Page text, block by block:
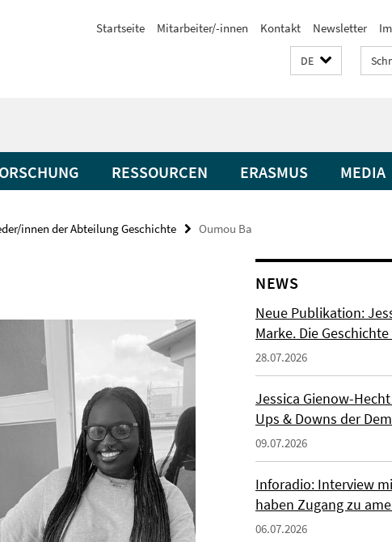
Startseite Mitarbeiter/-innen Kontakt Newsletter
DE
RESSOURCEN ERASMUS MEDIA
innen der Abteilung Geschichte Oumou Ba
NEWS
Neue Publikation:
Marke. Die
28.07.2026
Jessica Gienow-
Ups & Downs der
09.07.2026
Inforadio: Interview
haben Zugang zu
06.07.2026